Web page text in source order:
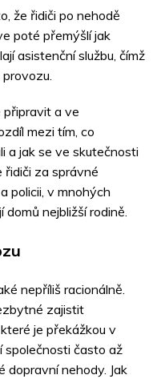
že řidiči po nehodě
poté přemýšlí jak
asistenční službu, čímž
připravit a ve
mezi tím, co
a jak se ve skutečnosti
řidiči za správné
policii, v mnohých
nejbližší rodině.
nepříliš racionálně.
zajistit
je překážkou v
společnosti často až
dopravní nehody. Jak